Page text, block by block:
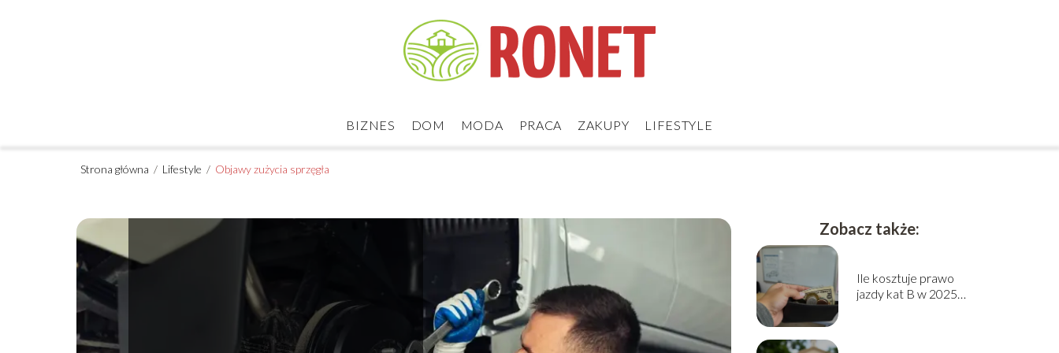
BIZNES DOM MODA PRACA ZAKUPY LIFESTYLE
Strona główna / Lifestyle / Objawy zużycia sprzęgła
Zobacz także:
Ile kosztuje prawo
jazdy kat B w 2025